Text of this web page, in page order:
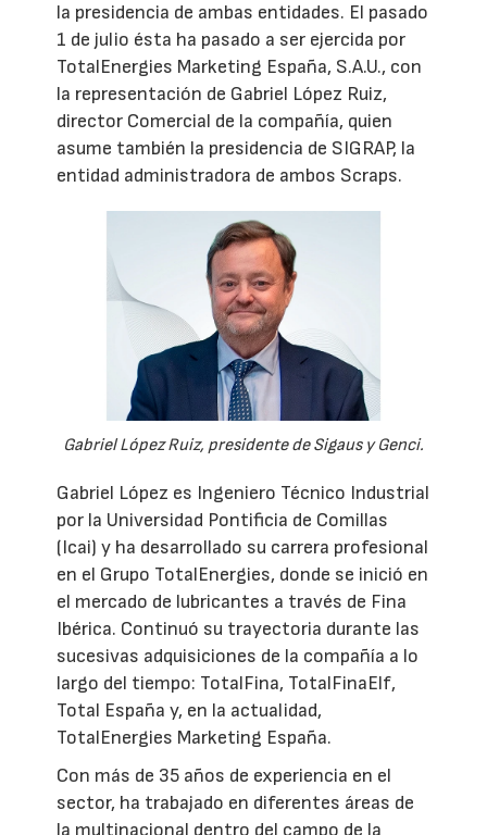
la presidencia de ambas entidades. El pasado
1 de julio ésta ha pasado a ser ejercida por
TotalEnergies Marketing España, S.A.U., con
la representación de Gabriel López Ruiz,
director Comercial de la compañía, quien
asume también la presidencia de SIGRAP, la
entidad administradora de ambos Scraps.
Gabriel López Ruiz, presidente de Sigaus y Genci.
Gabriel López es Ingeniero Técnico Industrial
por la Universidad Pontificia de Comillas
(Icai) y ha desarrollado su carrera profesional
en el Grupo TotalEnergies, donde se inició en
el mercado de lubricantes a través de Fina
Ibérica. Continuó su trayectoria durante las
sucesivas adquisiciones de la compañía a lo
largo del tiempo: TotalFina, TotalFinaElf,
Total España y, en la actualidad,
TotalEnergies Marketing España.
Con más de 35 años de experiencia en el
sector, ha trabajado en diferentes áreas de
la multinacional dentro del campo de la